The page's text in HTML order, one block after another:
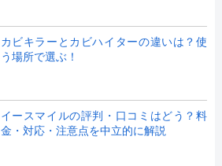
カビキラーとカビハイターの違いは？使
う場所で選ぶ！
イースマイルの評判・口コミはどう？料
金・対応・注意点を中立的に解説